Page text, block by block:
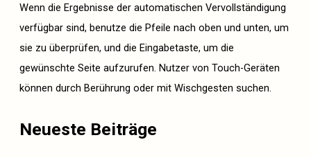
Wenn die Ergebnisse der automatischen Vervollständigung
verfügbar sind, benutze die Pfeile nach oben und unten, um
sie zu überprüfen, und die Eingabetaste, um die
gewünschte Seite aufzurufen. Nutzer von Touch-Geräten
können durch Berührung oder mit Wischgesten suchen.
Neueste Beiträge